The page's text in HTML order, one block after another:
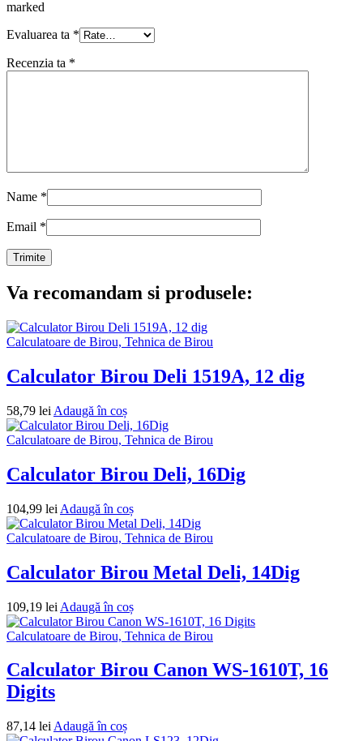
marked
Evaluarea ta *
Recenzia ta *
Name *
Email *
Va recomandam si produsele:
Calculatoare de Birou, Tehnica de Birou
Calculator Birou Deli 1519A, 12 dig
58,79 lei Adaugă în coș
Calculatoare de Birou, Tehnica de Birou
Calculator Birou Deli, 16Dig
104,99 lei Adaugă în coș
Calculatoare de Birou, Tehnica de Birou
Calculator Birou Metal Deli, 14Dig
109,19 lei Adaugă în coș
Calculatoare de Birou, Tehnica de Birou
Calculator Birou Canon WS-1610T, 16
Digits
87,14 lei Adaugă în coș